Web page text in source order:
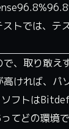
では、テ
、取り敢
ければ、パ
ソフトは
てどの環境